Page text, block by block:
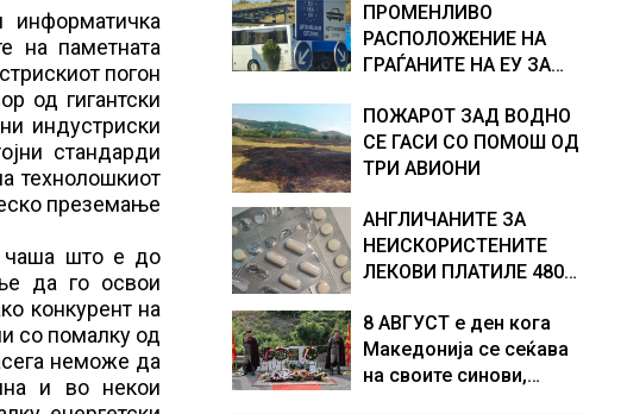
информатичка
на паметната
погон
од гигантски
индустриски
стандарди
технолошкиот
преземање
чаша што е до
да го освои
конкурент на
со помалку од
неможе да
и во некои
благородниот метал
ПРОМЕНЛИВО
РАСПОЛОЖЕНИЕ НА
ГРАЃАНИТЕ НА ЕУ ЗА
УКРАИНА, изненадува
каква е поддршката од
Полска, Франција и
ПОЖАРОТ ЗАД ВОДНО
СЕ ГАСИ СО ПОМОШ ОД
ТРИ АВИОНИ
АНГЛИЧАНИТЕ ЗА
НЕИСКОРИСТЕНИТЕ
ЛЕКОВИ ПЛАТИЛЕ 480
повик до пациентите да
бараат само лекови
што навистина им се
8 АВГУСТ е ден кога
Македонија се сеќава
на своите синови,